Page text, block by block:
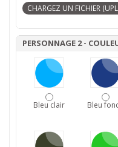
PERSONNAGE 2 -
Bleu clair Bleu